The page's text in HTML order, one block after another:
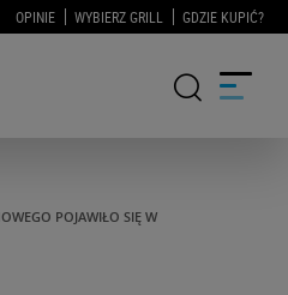
OPINIE WYBIERZ GRILL GDZIE KUPIĆ?
POJAWIŁO SIĘ W